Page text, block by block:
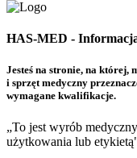
HAS-MED -
Jesteś na stronie, na
i sprzęt medyczny
wymagane kwalifikacje.
„To jest wyrób
użytkowania lub